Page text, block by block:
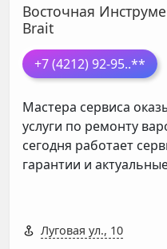
Восточная
Brait
+7 (4212) 92-95..**
Мастера сервиса
услуги по ремонту
сегодня работает
гарантии и
Луговая ул., 10